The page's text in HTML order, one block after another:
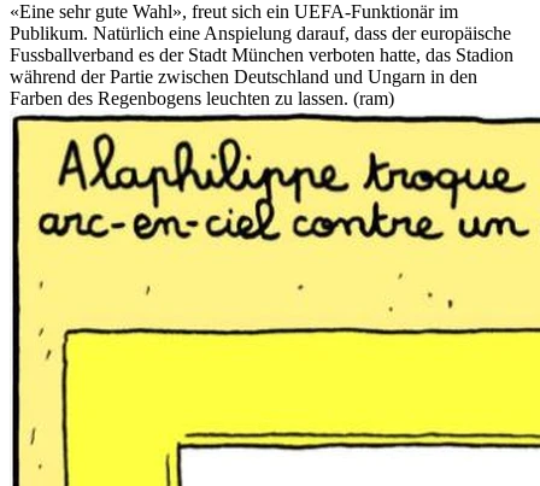
«Eine sehr gute Wahl», freut sich ein UEFA-Funktionär im
Publikum. Natürlich eine Anspielung darauf, dass der europäische
Fussballverband es der Stadt München verboten hatte, das Stadion
während der Partie zwischen Deutschland und Ungarn in den
Farben des Regenbogens leuchten zu lassen. (ram)